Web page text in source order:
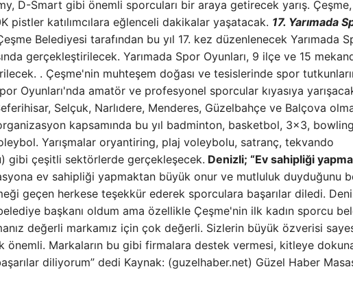
D-Smart gibi önemli sporcuları bir araya getirecek yarış. Çeşme,
pistler katılımcılara eğlenceli dakikalar yaşatacak. 17. Yarımada
Belediyesi tarafından bu yıl 17. kez düzenlenecek Yarımada
gerçekleştirilecek. Yarımada Spor Oyunları, 9 ilçe ve 15
. Çeşme'nin muhteşem doğası ve tesislerinde spor
Oyunları'nda amatör ve profesyonel sporcular kıyasıya
Selçuk, Narlıdere, Menderes, Güzelbahçe ve Balçova
kapsamında bu yıl badminton, basketbol, ​​3×3,
Yarışmalar oryantiring, plaj voleybolu, satranç, tekvando
gibi çeşitli sektörlerde gerçekleşecek. Denizli; “Ev sahipliği
ev sahipliği yapmaktan büyük onur ve mutluluk duyduğunu
geçen herkese teşekkür ederek sporculara başarılar diledi.
başkanı oldum ama özellikle Çeşme'nin ilk kadın sporcu
değerli markamız için çok değerli. Sizlerin büyük özverisi
Markaların bu gibi firmalara destek vermesi, kitleye
diliyorum” dedi Kaynak: (guzelhaber.net) Güzel Haber